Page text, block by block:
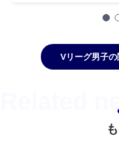
Vリーグ男子